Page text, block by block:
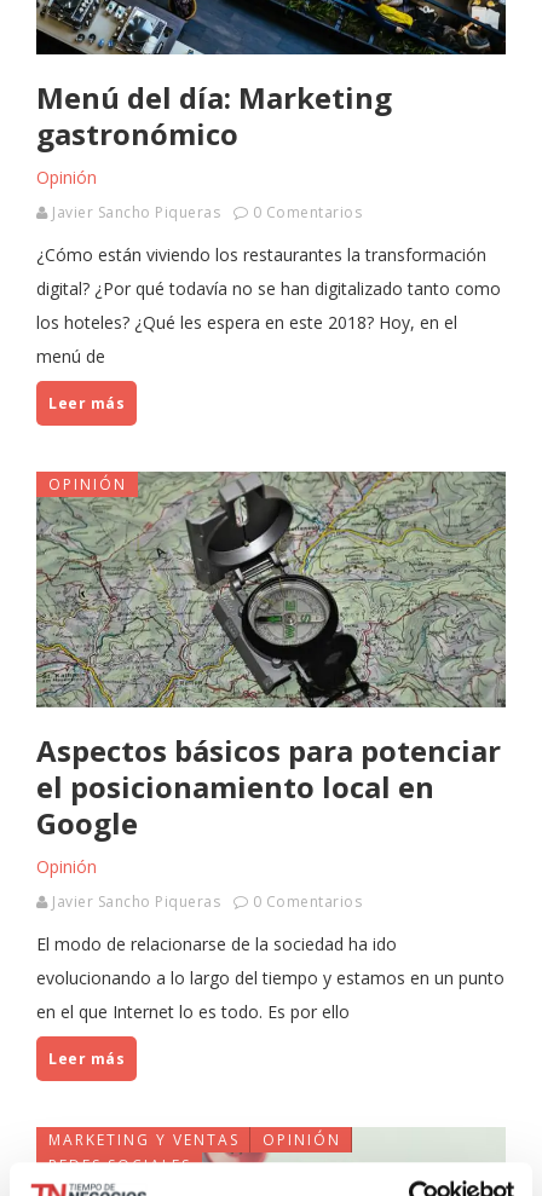
Menú del día: Marketing
gastronómico
Opinión
Javier Sancho Piqueras 0 Comentarios
¿Cómo están viviendo los restaurantes la transformación
digital? ¿Por qué todavía no se han digitalizado tanto como
los hoteles? ¿Qué les espera en este 2018? Hoy, en el
menú de
Leer más
OPINIÓN
Aspectos básicos para potenciar
el posicionamiento local en
Google
Opinión
Javier Sancho Piqueras 0 Comentarios
El modo de relacionarse de la sociedad ha ido
evolucionando a lo largo del tiempo y estamos en un punto
en el que Internet lo es todo. Es por ello
Leer más
MARKETING Y VENTAS
OPINIÓN
REDES SOCIALES